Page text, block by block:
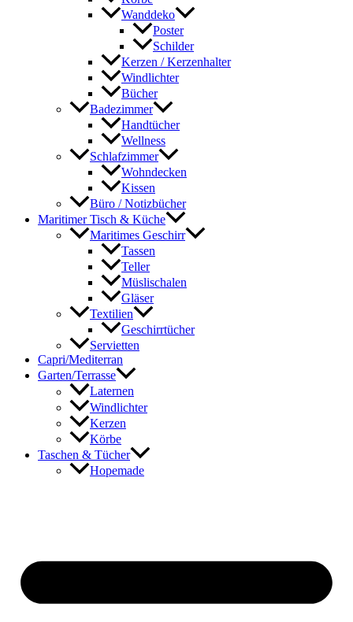
Wanddeko
Poster
Schilder
Kerzen / Kerzenhalter
Windlichter
Bücher
Badezimmer
Handtücher
Wellness
Schlafzimmer
Wohndecken
Kissen
Büro / Notizbücher
Maritimer Tisch & Küche
Maritimes Geschirr
Tassen
Teller
Müslischalen
Gläser
Textilien
Geschirrtücher
Servietten
Capri/Mediterran
Garten/Terrasse
Laternen
Windlichter
Kerzen
Körbe
Taschen & Tücher
Hopemade